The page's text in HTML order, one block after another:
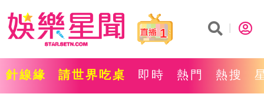
1
針線緣 請世界吃桌 即時 熱門 熱搜